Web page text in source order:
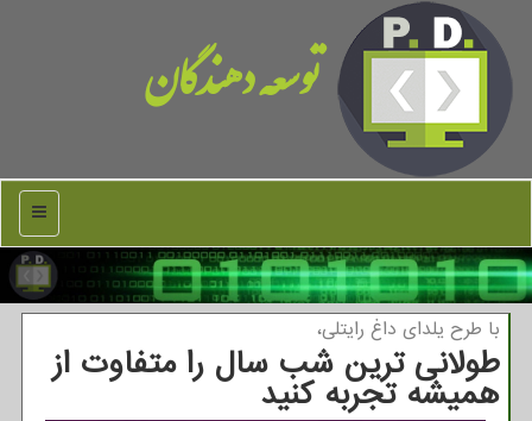
توسعه دهندگان
منو
با طرح یلدای داغ رایتلی،
طولانی ترین شب سال را متفاوت از
همیشه تجربه كنید